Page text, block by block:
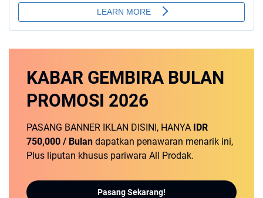
KABAR GEMBIRA BULAN
PROMOSI 2026
PASANG BANNER IKLAN DISINI, HANYA IDR
750,000 / Bulan dapatkan penawaran menarik ini,
Plus liputan khusus pariwara All Prodak.
Pasang Sekarang!